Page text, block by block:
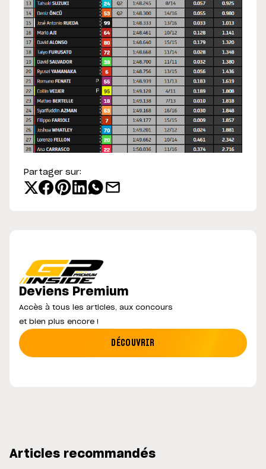
Partager sur:
Deviens Premium
Accès à tous les articles, aux concours
et bien plus encore !
DÉCOUVRIR
Articles recommandés